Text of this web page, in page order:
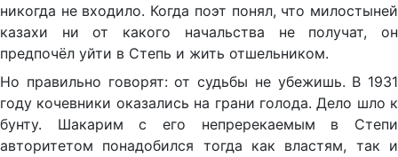
никогда не входило. Когда поэт понял, что милостыней
казахи ни от какого начальства не получат, он
предпочёл уйти в Степь и жить отшельником.
Но правильно говорят: от судьбы не убежишь. В 1931
году кочевники оказались на грани голода. Дело шло к
бунту. Шакарим с его непререкаемым в Степи
авторитетом понадобился тогда как властям, так и